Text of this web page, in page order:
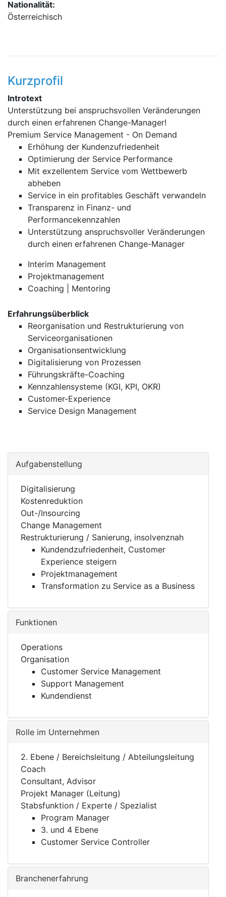
Nationalität:
Österreichisch
Kurzprofil
Introtext
Unterstützung bei anspruchsvollen Veränderungen
durch einen erfahrenen Change-Manager!
Premium Service Management - On Demand
Erhöhung der Kundenzufriedenheit
Optimierung der Service Performance
Mit exzellentem Service vom Wettbewerb
abheben
Service in ein profitables Geschäft verwandeln
Transparenz in Finanz- und
Performancekennzahlen
Unterstützung anspruchsvoller Veränderungen
durch einen erfahrenen Change-Manager
Interim Management
Projektmanagement
Coaching | Mentoring
Erfahrungsüberblick
Reorganisation und Restrukturierung von
Serviceorganisationen
Organisationsentwicklung
Digitalisierung von Prozessen
Führungskräfte-Coaching
Kennzahlensysteme (KGI, KPI, OKR)
Customer-Experience
Service Design Management
Aufgabenstellung
Digitalisierung
Kostenreduktion
Out-/Insourcing
Change Management
Restrukturierung / Sanierung, insolvenznah
Kundendzufriedenheit, Customer
Experience steigern
Projektmanagement
Transformation zu Service as a Business
Funktionen
Operations
Organisation
Customer Service Management
Support Management
Kundendienst
Rolle im Unternehmen
2. Ebene / Bereichsleitung / Abteilungsleitung
Coach
Consultant, Advisor
Projekt Manager (Leitung)
Stabsfunktion / Experte / Spezialist
Program Manager
3. und 4 Ebene
Customer Service Controller
Branchenerfahrung